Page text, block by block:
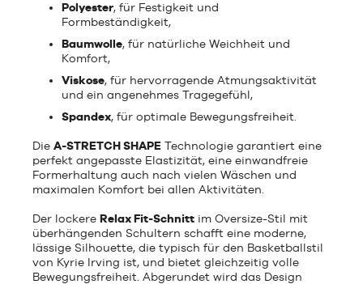
Polyester, für Festigkeit und
Formbeständigkeit,
Baumwolle, für natürliche Weichheit und
Komfort,
Viskose, für hervorragende Atmungsaktivität
und ein angenehmes Tragegefühl,
Spandex, für optimale Bewegungsfreiheit.
Die A-STRETCH SHAPE Technologie garantiert eine
perfekt angepasste Elastizität, eine einwandfreie
Formerhaltung auch nach vielen Wäschen und
maximalen Komfort bei allen Aktivitäten.
Der lockere Relax Fit-Schnitt im Oversize-Stil mit
überhängenden Schultern schafft eine moderne,
lässige Silhouette, die typisch für den Basketballstil
von Kyrie Irving ist, und bietet gleichzeitig volle
Bewegungsfreiheit. Abgerundet wird das Design